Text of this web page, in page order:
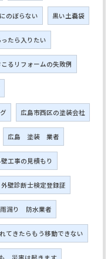
のぼらない 黒い土嚢袋
たら入りたい
るリフォームの失敗例
広島市西区の塗装会社
広島 塗装 業者
工事の見積もり
外壁診断士検定登録証
漏り 防水業者
てきたらもう移動できない